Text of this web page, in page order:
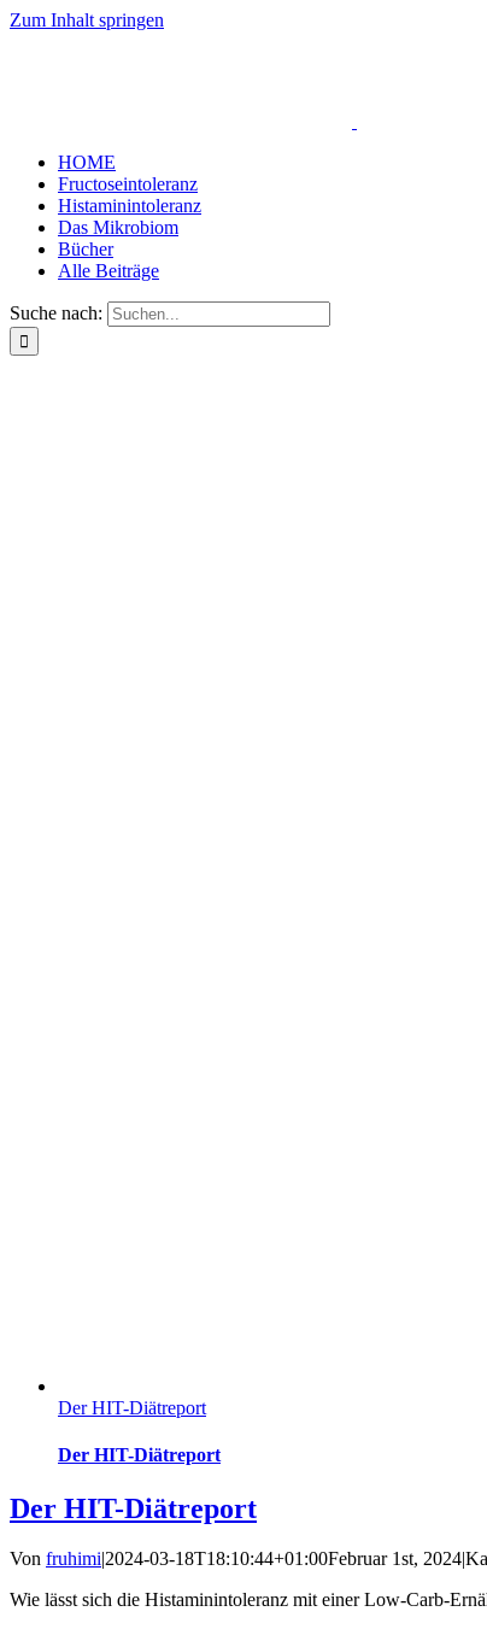
Zum Inhalt springen
HOME
Fructoseintoleranz
Histaminintoleranz
Das Mikrobiom
Bücher
Alle Beiträge
Suche nach:
Der HIT-Diätreport
Der HIT-Diätreport
Der HIT-Diätreport
Von fruhimi|2024-03-18T18:10:44+01:00Februar 1st, 2024|
Wie lässt sich die Histaminintoleranz mit einer Low-Carb-